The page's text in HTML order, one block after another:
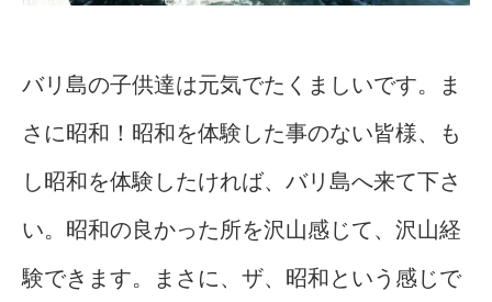
バリ島の子供達は元気でたくましいです。ま
さに昭和！昭和を体験した事のない皆様、も
し昭和を体験したければ、バリ島へ来て下さ
い。昭和の良かった所を沢山感じて、沢山経
験できます。まさに、ザ、昭和という感じで